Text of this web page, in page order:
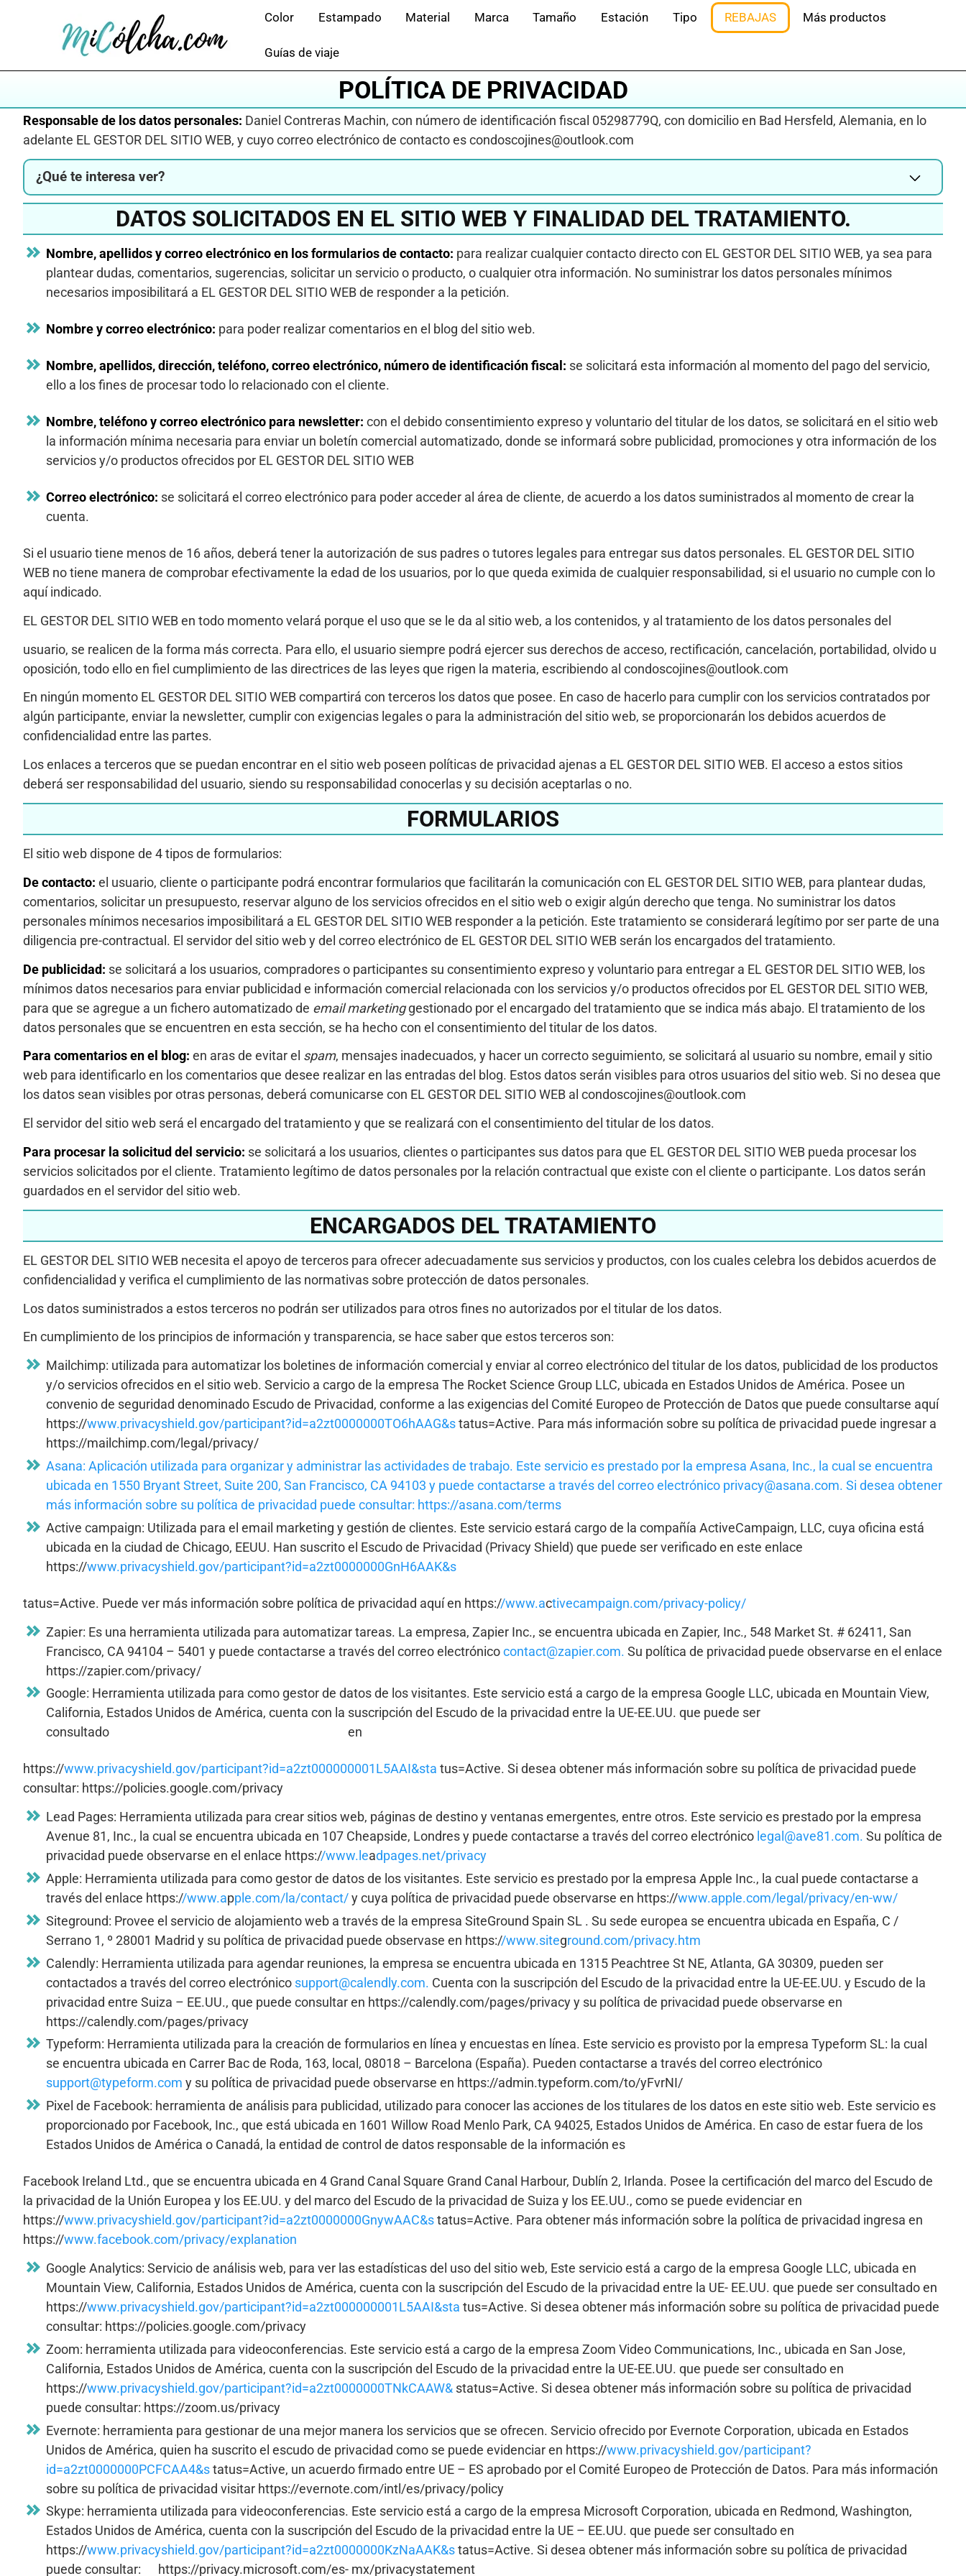
Color Estampado Material Marca Tamaño Estación Tipo REBAJAS Más productos
Guías de viaje
POLÍTICA DE PRIVACIDAD
Responsable de los datos personales: Daniel Contreras Machin, con número de identificación fiscal 05298779Q, con domicilio en Bad Hersfeld, Alemania, en lo
adelante EL GESTOR DEL SITIO WEB, y cuyo correo electrónico de contacto es condoscojines@outlook.com
¿Qué te interesa ver?
DATOS SOLICITADOS EN EL SITIO WEB Y FINALIDAD DEL TRATAMIENTO.
Nombre, apellidos y correo electrónico en los formularios de contacto: para realizar cualquier contacto directo con EL GESTOR DEL SITIO WEB, ya sea para
plantear dudas, comentarios, sugerencias, solicitar un servicio o producto, o cualquier otra información. No suministrar los datos personales mínimos
necesarios imposibilitará a EL GESTOR DEL SITIO WEB de responder a la petición.
Nombre y correo electrónico: para poder realizar comentarios en el blog del sitio web.
Nombre, apellidos, dirección, teléfono, correo electrónico, número de identificación fiscal: se solicitará esta información al momento del pago del servicio,
ello a los fines de procesar todo lo relacionado con el cliente.
Nombre, teléfono y correo electrónico para newsletter: con el debido consentimiento expreso y voluntario del titular de los datos, se solicitará en el sitio web
la información mínima necesaria para enviar un boletín comercial automatizado, donde se informará sobre publicidad, promociones y otra información de los
servicios y/o productos ofrecidos por EL GESTOR DEL SITIO WEB
Correo electrónico: se solicitará el correo electrónico para poder acceder al área de cliente, de acuerdo a los datos suministrados al momento de crear la
cuenta.
Si el usuario tiene menos de 16 años, deberá tener la autorización de sus padres o tutores legales para entregar sus datos personales. EL GESTOR DEL SITIO
WEB no tiene manera de comprobar efectivamente la edad de los usuarios, por lo que queda eximida de cualquier responsabilidad, si el usuario no cumple con lo
aquí indicado.
EL GESTOR DEL SITIO WEB en todo momento velará porque el uso que se le da al sitio web, a los contenidos, y al tratamiento de los datos personales del
usuario, se realicen de la forma más correcta. Para ello, el usuario siempre podrá ejercer sus derechos de acceso, rectificación, cancelación, portabilidad, olvido u
oposición, todo ello en fiel cumplimiento de las directrices de las leyes que rigen la materia, escribiendo al condoscojines@outlook.com
En ningún momento EL GESTOR DEL SITIO WEB compartirá con terceros los datos que posee. En caso de hacerlo para cumplir con los servicios contratados por
algún participante, enviar la newsletter, cumplir con exigencias legales o para la administración del sitio web, se proporcionarán los debidos acuerdos de
confidencialidad entre las partes.
Los enlaces a terceros que se puedan encontrar en el sitio web poseen políticas de privacidad ajenas a EL GESTOR DEL SITIO WEB. El acceso a estos sitios
deberá ser responsabilidad del usuario, siendo su responsabilidad conocerlas y su decisión aceptarlas o no.
FORMULARIOS
El sitio web dispone de 4 tipos de formularios:
De contacto: el usuario, cliente o participante podrá encontrar formularios que facilitarán la comunicación con EL GESTOR DEL SITIO WEB, para plantear dudas,
comentarios, solicitar un presupuesto, reservar alguno de los servicios ofrecidos en el sitio web o exigir algún derecho que tenga. No suministrar los datos
personales mínimos necesarios imposibilitará a EL GESTOR DEL SITIO WEB responder a la petición. Este tratamiento se considerará legítimo por ser parte de una
diligencia pre-contractual. El servidor del sitio web y del correo electrónico de EL GESTOR DEL SITIO WEB serán los encargados del tratamiento.
De publicidad: se solicitará a los usuarios, compradores o participantes su consentimiento expreso y voluntario para entregar a EL GESTOR DEL SITIO WEB, los
mínimos datos necesarios para enviar publicidad e información comercial relacionada con los servicios y/o productos ofrecidos por EL GESTOR DEL SITIO WEB,
para que se agregue a un fichero automatizado de email marketing gestionado por el encargado del tratamiento que se indica más abajo. El tratamiento de los
datos personales que se encuentren en esta sección, se ha hecho con el consentimiento del titular de los datos.
Para comentarios en el blog: en aras de evitar el spam, mensajes inadecuados, y hacer un correcto seguimiento, se solicitará al usuario su nombre, email y sitio
web para identificarlo en los comentarios que desee realizar en las entradas del blog. Estos datos serán visibles para otros usuarios del sitio web. Si no desea que
los datos sean visibles por otras personas, deberá comunicarse con EL GESTOR DEL SITIO WEB al condoscojines@outlook.com
El servidor del sitio web será el encargado del tratamiento y que se realizará con el consentimiento del titular de los datos.
Para procesar la solicitud del servicio: se solicitará a los usuarios, clientes o participantes sus datos para que EL GESTOR DEL SITIO WEB pueda procesar los
servicios solicitados por el cliente. Tratamiento legítimo de datos personales por la relación contractual que existe con el cliente o participante. Los datos serán
guardados en el servidor del sitio web.
ENCARGADOS DEL TRATAMIENTO
EL GESTOR DEL SITIO WEB necesita el apoyo de terceros para ofrecer adecuadamente sus servicios y productos, con los cuales celebra los debidos acuerdos de
confidencialidad y verifica el cumplimiento de las normativas sobre protección de datos personales.
Los datos suministrados a estos terceros no podrán ser utilizados para otros fines no autorizados por el titular de los datos.
En cumplimiento de los principios de información y transparencia, se hace saber que estos terceros son:
Mailchimp: utilizada para automatizar los boletines de información comercial y enviar al correo electrónico del titular de los datos, publicidad de los productos
y/o servicios ofrecidos en el sitio web. Servicio a cargo de la empresa The Rocket Science Group LLC, ubicada en Estados Unidos de América. Posee un
convenio de seguridad denominado Escudo de Privacidad, conforme a las exigencias del Comité Europeo de Protección de Datos que puede consultarse aquí
https://www.privacyshield.gov/participant?id=a2zt0000000TO6hAAG&status=Active. Para más información sobre su política de privacidad puede ingresar a
https://mailchimp.com/legal/privacy/
Asana: Aplicación utilizada para organizar y administrar las actividadesde trabajo. Este servicio es prestado por la empresa Asana, Inc., la cual se encuentra
ubicada en 1550 Bryant Street, Suite 200, San Francisco, CA 94103 y puede contactarse a través del correo electrónico privacy@asana.com. Si desea obtener
más información sobre su política de privacidad puede consultar: https://asana.com/terms
Active campaign: Utilizada para el email marketing y gestión de clientes. Este servicio estará cargo de la compañía ActiveCampaign, LLC, cuya oficina está
ubicada en la ciudad de Chicago, EEUU. Han suscrito el Escudo de Privacidad (Privacy Shield) que puede ser verificado en este enlace
https://www.privacyshield.gov/participant?id=a2zt0000000GnH6AAK&s
tatus=Active. Puede ver más información sobre política de privacidad aquí en https://www.activecampaign.com/privacy-policy/
Zapier: Es una herramienta utilizada para automatizar tareas. La empresa, Zapier Inc., se encuentra ubicada en Zapier, Inc., 548 Market St. # 62411, San
Francisco, CA 94104 – 5401 y puede contactarse a través del correo electrónicocontact@zapier.com. Su política de privacidad puede observarse en el enlace
https://zapier.com/privacy/
Google: Herramienta utilizada para como gestor de datos de los visitantes. Este servicio está a cargo de la empresa Google LLC, ubicada en Mountain View,
California, Estados Unidos de América, cuenta con la suscripción del Escudo de la privacidad entre la UE-EE.UU. que puede ser
consultado en
https://www.privacyshield.gov/participant?id=a2zt000000001L5AAI&sta tus=Active. Si desea obtener más información sobre su política de privacidad puede
consultar: https://policies.google.com/privacy
Lead Pages: Herramienta utilizada para crear sitios web, páginas de destino y ventanas emergentes, entre otros. Este servicio es prestado por la empresa
Avenue 81, Inc., la cual se encuentra ubicada en 107 Cheapside, Londres y puede contactarse a través del correo electrónico legal@ave81.com. Su política de
privacidad puede observarse en el enlace https://www.leadpages.net/privacy
Apple: Herramienta utilizada para como gestor de datos de los visitantes. Este servicio es prestado por la empresa Apple Inc., la cual puede contactarse a
través del enlace https://www.apple.com/la/contact/y cuya política de privacidad puede observarse en https://www.apple.com/legal/privacy/en-ww/
Siteground: Provee el servicio de alojamiento web a través de la empresa SiteGround Spain SL . Su sede europea se encuentra ubicada en España, C /
Serrano 1, º 28001 Madrid y su política de privacidad puede observase en https://www.siteground.com/privacy.htm
Calendly: Herramienta utilizada para agendar reuniones, la empresa se encuentra ubicada en 1315 Peachtree St NE, Atlanta, GA 30309, pueden ser
contactados a través del correo electrónico support@calendly.com. Cuenta con la suscripción del Escudo de la privacidad entre la UE-EE.UU. y Escudo de la
privacidad entre Suiza – EE.UU., que puede consultar en https://calendly.com/pages/privacy y su política de privacidad puede observarse en
https://calendly.com/pages/privacy
Typeform: Herramienta utilizada para la creación de formularios en línea y encuestas en línea. Este servicio es provisto por la empresa Typeform SL: la cual
se encuentra ubicada en Carrer Bac de Roda, 163, local, 08018 – Barcelona (España). Pueden contactarse a través del correo electrónico
support@typeform.com y su política de privacidad puede observarse en https://admin.typeform.com/to/yFvrNI/
Pixel de Facebook: herramienta de análisis para publicidad, utilizado para conocer las acciones de los titulares de los datos en este sitio web. Este servicio es
proporcionado por Facebook, Inc., que está ubicada en 1601 Willow Road Menlo Park, CA 94025, Estados Unidos de América. En caso de estar fuera de los
Estados Unidos de América o Canadá, la entidad de control de datos responsable de la información es
Facebook Ireland Ltd., que se encuentra ubicada en 4 Grand Canal Square Grand Canal Harbour, Dublín 2, Irlanda. Posee la certificación del marco del Escudo de
la privacidad de la Unión Europea y los EE.UU. y del marco del Escudo de la privacidad de Suiza y los EE.UU., como se puede evidenciar en
https://www.privacyshield.gov/participant?id=a2zt0000000GnywAAC&status=Active. Para obtener más información sobre la política de privacidad ingresa en
https://www.facebook.com/privacy/explanation
Google Analytics: Servicio de análisis web, para ver las estadísticas del uso del sitio web, Este servicio está a cargo de la empresa Google LLC, ubicada en
Mountain View, California, Estados Unidos de América, cuenta con la suscripción del Escudo de la privacidad entre la UE- EE.UU. que puede ser consultado en
https://www.privacyshield.gov/participant?id=a2zt000000001L5AAI&sta tus=Active. Si desea obtener más información sobre su política de privacidad puede
consultar: https://policies.google.com/privacy
Zoom: herramienta utilizada para videoconferencias. Este servicio está a cargo de la empresa Zoom Video Communications, Inc., ubicada en San Jose,
California, Estados Unidos de América, cuenta con la suscripción del Escudo de la privacidad entre la UE-EE.UU. que puede ser consultado en
https://www.privacyshield.gov/participant?id=a2zt0000000TNkCAAW& status=Active. Si desea obtener más información sobre su política de privacidad
puede consultar: https://zoom.us/privacy
Evernote: herramienta para gestionar de una mejor manera los servicios que se ofrecen. Servicio ofrecido por Evernote Corporation, ubicada en Estados
Unidos de América, quien ha suscrito el escudo de privacidad como se puede evidenciar en https://www.privacyshield.gov/participant?
id=a2zt0000000PCFCAA4&status=Active, un acuerdo firmado entre UE – ES aprobado por el Comité Europeo de Protección de Datos. Para más información
sobre su política de privacidad visitar https://evernote.com/intl/es/privacy/policy
Skype: herramienta utilizada para videoconferencias. Este servicio está a cargo de la empresa Microsoft Corporation, ubicada en Redmond, Washington,
Estados Unidos de América, cuenta con la suscripción del Escudo de la privacidad entre la UE – EE.UU. que puede ser consultado en
https://www.privacyshield.gov/participant?id=a2zt0000000KzNaAAK&status=Active. Si desea obtener más información sobre su política de privacidad
puede consultar: https://privacy.microsoft.com/es- mx/privacystatement